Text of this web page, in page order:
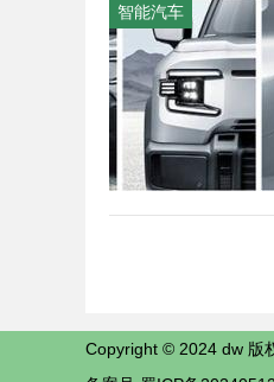
智能汽车
Copyright © 2024 dw 版